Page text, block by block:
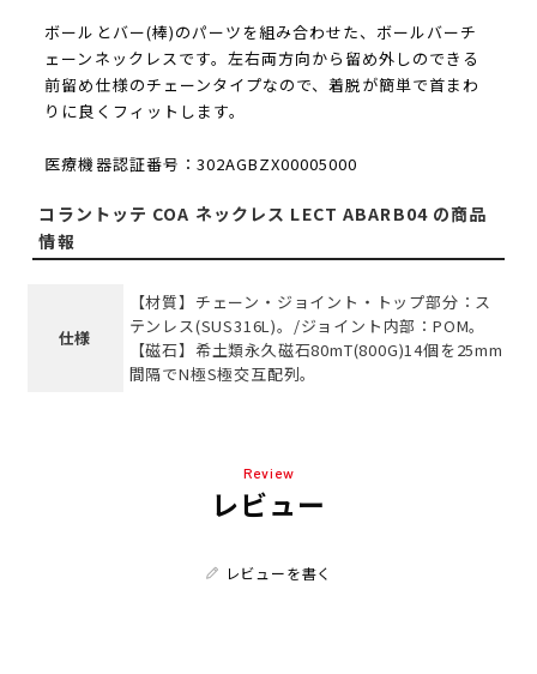
ボールとバー(棒)のパーツを組み合わせた、ボールバーチ
ェーンネックレスです。左右両方向から留め外しのできる
前留め仕様のチェーンタイプなので、着脱が簡単で首まわ
りに良くフィットします。
医療機器認証番号：302AGBZX00005000
コラントッテ COA ネックレス LECT ABARB04 の商品
情報
仕様
【材質】チェーン・ジョイント・トップ部分：ス
テンレス(SUS316L)。/ジョイント内部：POM。
【磁石】希土類永久磁石80mT(800G)14個を25mm
間隔でN極S極交互配列。
Review
レビュー
レビューを書く